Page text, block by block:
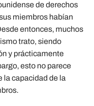
de derechos
miembros habían
entonces, muchos
trato, siendo
y prácticamente
esto no parece
la capacidad de la